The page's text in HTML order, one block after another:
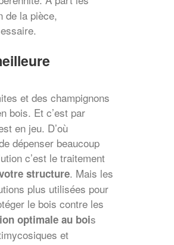
de la pièce,
et des champignons
bois. Et c’est par
en jeu. D’où
dépenser beaucoup
c’est le traitement
structure. Mais les
plus utilisées pour
le bois contre les
optimale au bois
et